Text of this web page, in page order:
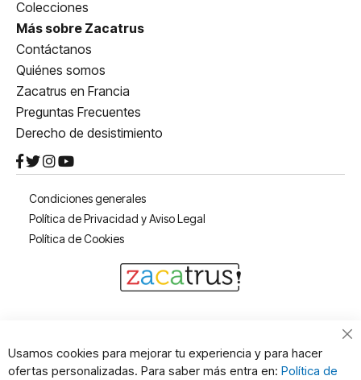
Colecciones
Más sobre Zacatrus
Contáctanos
Quiénes somos
Zacatrus en Francia
Preguntas Frecuentes
Derecho de desistimiento
Condiciones generales
Política de Privacidad y Aviso Legal
Política de Cookies
Usamos cookies para mejorar tu experiencia y para hacer
ofertas personalizadas. Para saber más entra en: Política de